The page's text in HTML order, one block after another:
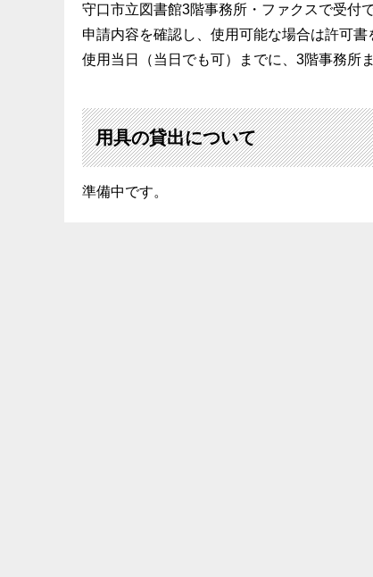
守口市立図書館3階事務所・ファクスで受付で
申請内容を確認し、使用可能な場合は許可書
使用当日（当日でも可）までに、3階事務所
用具の貸出について
準備中です。